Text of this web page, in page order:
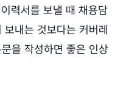
력서를 보낼 때 채용담
내는 것보다는 커버레
을 작성하면 좋은 인상